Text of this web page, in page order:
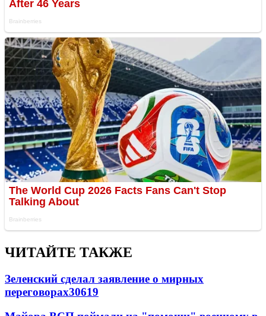
ЧИТАЙТЕ ТАКЖЕ
Зеленский сделал заявление о мирных
переговорах30619